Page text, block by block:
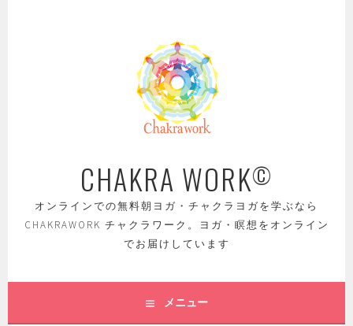
CHAKRA WORK©
オンラインでの無料朝ヨガ・チャクラヨガを学ぶなら
CHAKRAWORK チャクラワーク。ヨガ・瞑想をオンライン
でお届けしています
メニュー